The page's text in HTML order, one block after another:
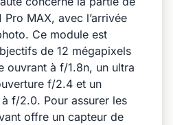
Pro MAX, avec l’arrivée
Ce module est
de 12 mégapixels
ouvrant à f/1.8n, un ultra
f/2.4 et un
f/2.0. Pour assurer les
offre un capteur de